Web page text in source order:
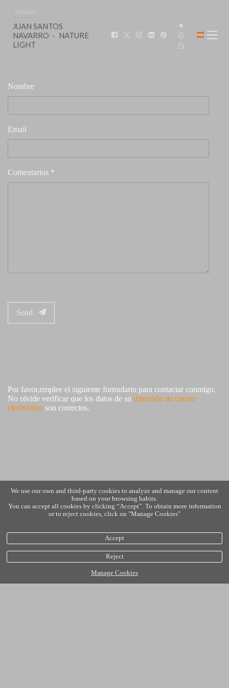
CONTACT
JUAN SANTOS
NAVARRO
NATURE
LIGHT
Nombre
Email
Comentarios *
Send
Por favor,emplee el siguiente formulario para contactar conmigo.
No olvide verificar que los datos de su dirección de correo
electrónico son correctos.
We use our own and third-party cookies to analyze and manage our content
based on your browsing habits.
You can accept all cookies by clicking “Accept”. To obtain more information
or to reject cookies, click on "Manage Cookies"
Accept
Reject
Manage Cookies